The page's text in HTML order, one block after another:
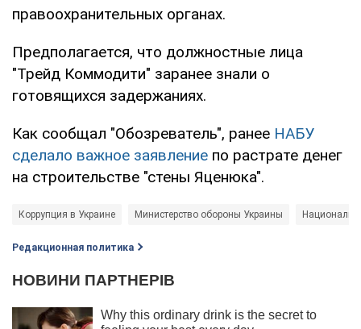
правоохранительных органах.
Предполагается, что должностные лица
"Трейд Коммодити" заранее знали о
готовящихся задержаниях.
Как сообщал "Обозреватель", ранее НАБУ
сделало важное заявление по растрате денег
на строительстве "стены Яценюка".
Коррупция в Украине Министерство обороны Украины
Редакционная политика